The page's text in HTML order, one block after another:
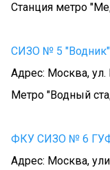
Станция метро
СИЗО № 5 "Водник"
Адрес: Москва, ул.
Метро "Водный
ФКУ СИЗО № 6
Адрес: Москва,